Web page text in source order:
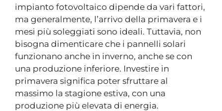
impianto fotovoltaico dipende da vari fattori,
ma generalmente, l’arrivo della primavera e i
mesi più soleggiati sono ideali. Tuttavia, non
bisogna dimenticare che i pannelli solari
funzionano anche in inverno, anche se con
una produzione inferiore. Investire in
primavera significa poter sfruttare al
massimo la stagione estiva, con una
produzione più elevata di energia.